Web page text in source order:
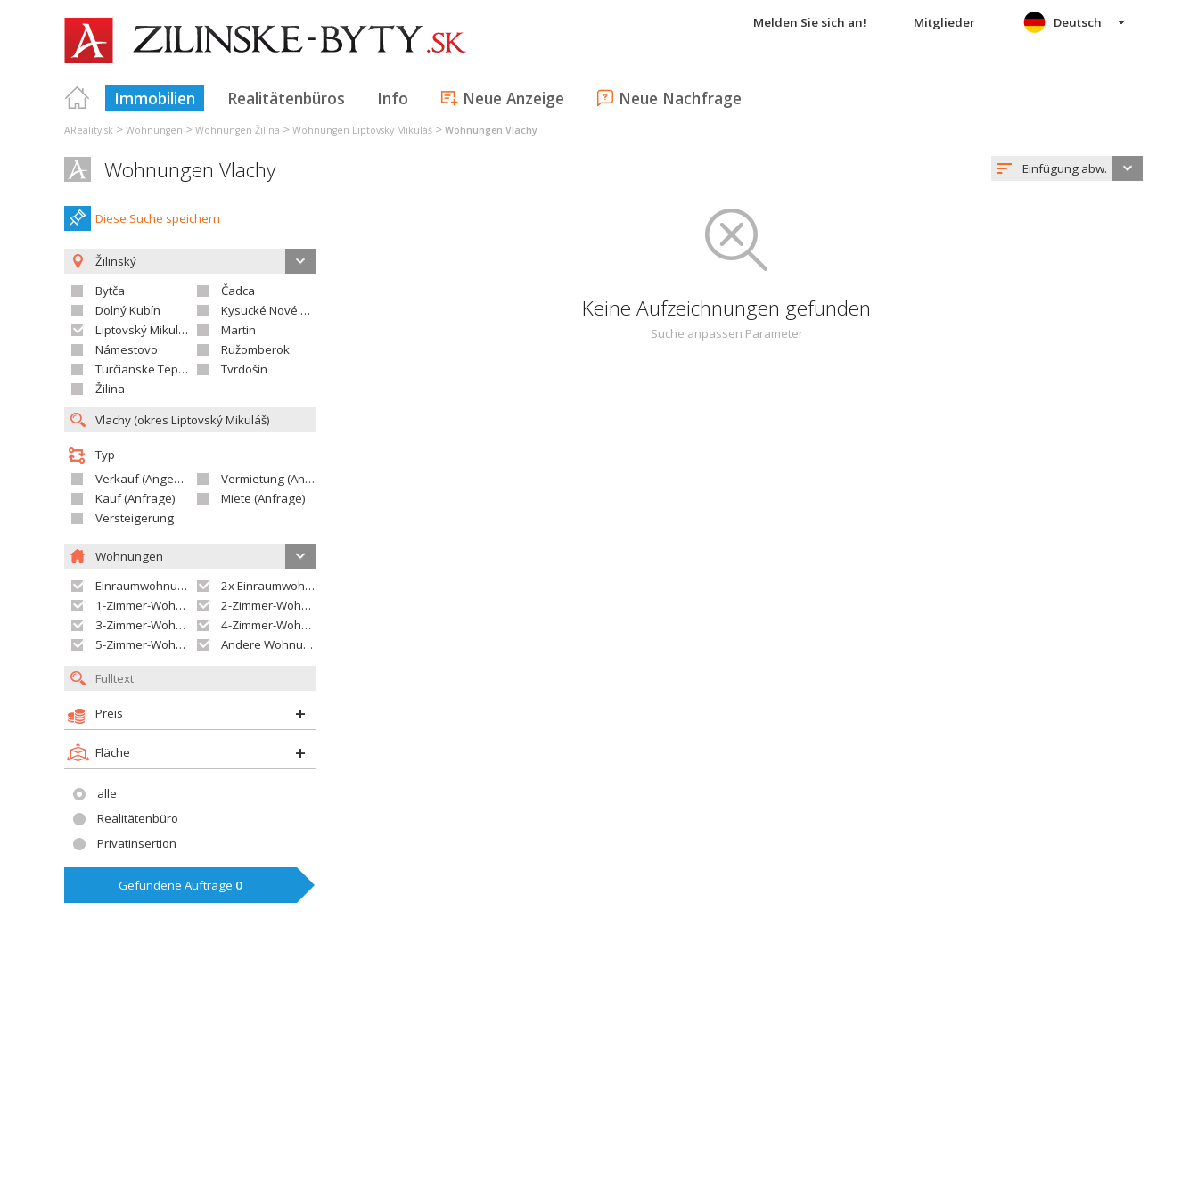
Melden Sie sich an! Mitglieder
Immobilien Realitätenbüros Info Neue Anzeige Neue Nachfrage
Deutsch
AReality.sk > Wohnungen > Wohnungen Žilina > Wohnungen Liptovský Mikuláš > Wohnungen Vlachy
Wohnungen Vlachy Einfügung abw.
Diese Suche speichern
Žilinský
Bytča
Čadca
Dolný Kubín
Kysucké Nové Mesto
Liptovský Mikuláš
Martin
Námestovo
Ružomberok
Turčianske Teplice
Tvrdošín
Žilina
Typ
Verkauf (Angebot)
Vermietung (Angebot)
Kauf (Anfrage)
Miete (Anfrage)
Versteigerung
Wohnungen
Einraumwohnung
2x Einraumwohnung
1-Zimmer-Wohnung
2-Zimmer-Wohnung
3-Zimmer-Wohnung
4-Zimmer-Wohnung
5-Zimmer-Wohnung und größer
Andere Wohnung
Preis
Fläche
alle
Realitätenbüro
Privatinsertion
Gefundene Aufträge 0
Keine Aufzeichnungen gefunden
Suche anpassen Parameter